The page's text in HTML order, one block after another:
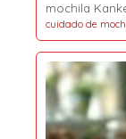
mochila
cuidado de